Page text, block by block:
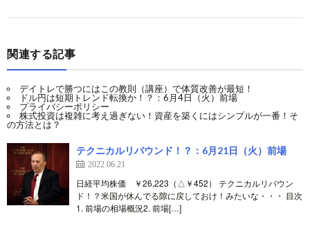
関連する記事
デイトレで勝つにはこの教則（講座）で体質改善が最短！
ドル円は短期トレンド転換か！？：6月4日（火）前場
プライバシーポリシー
株式投資は複雑に考え過ぎない！資産を築くにはシンプルが一番！そ
の方法とは？
テクニカルリバウンド！？：6月21日（火）前場
2022.06.21
日経平均株価 ￥26,223（△￥452） テクニカルリバウン
ド！？米国が休んでる隙に戻しておけ！みたいな・・・ 目次
1. 前場の相場概況2. 前場[…]